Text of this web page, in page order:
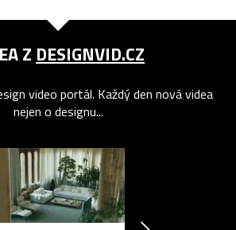
Z DESIGNVID.CZ
video portál. Každý den nová videa
nejen o designu...